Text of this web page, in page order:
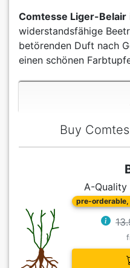
Comtesse Liger-Belair
widerstandsfähige
betörenden Duft nach
einen schönen
Buy
A-
pre-